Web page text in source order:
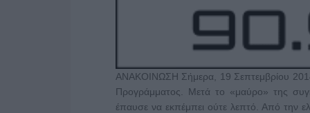
ΑΝΑΚΟΙΝΩΣΗ Σήμερα, 19 Σεπτεμβρίου
Προγράμματος. Μετά το «μαύρο» της
έπαυσε να εκπέμπει ούτε λεπτό. Από την